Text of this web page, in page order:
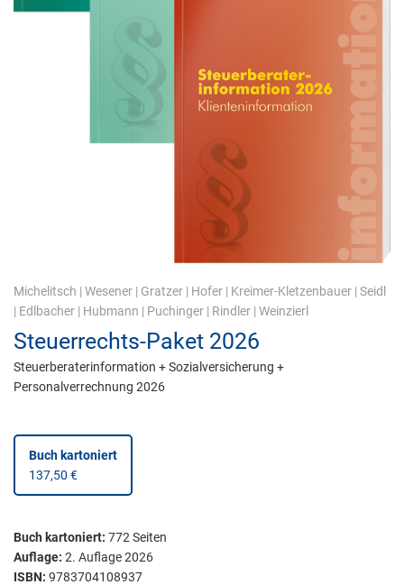
Michelitsch | Wesener | Gratzer | Hofer | Kreimer-Kletzenbauer | Seidl
| Edlbacher | Hubmann | Puchinger | Rindler | Weinzierl
Steuerrechts-Paket 2026
Steuerberaterinformation + Sozialversicherung +
Personalverrechnung 2026
Buch kartoniert
137,50 €
Buch kartoniert: 772 Seiten
Auflage: 2. Auflage 2026
ISBN: 9783704108937